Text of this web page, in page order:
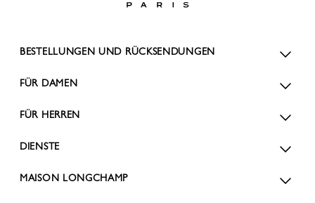
BESTELLUNGEN UND RÜCKSENDUNGEN
FÜR DAMEN
FÜR HERREN
DIENSTE
MAISON LONGCHAMP